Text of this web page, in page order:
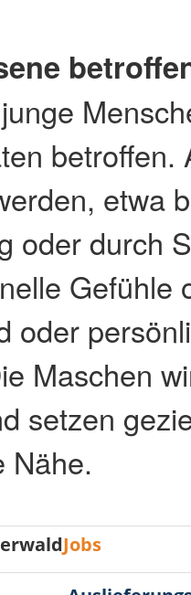
betroffen.
etwa
oder durch
Gefühle
oder
Maschen
setzen
Nähe.
Jobs